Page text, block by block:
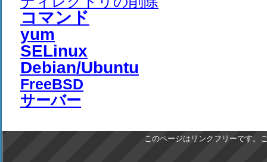
コマンド
yum
SELinux
Debian/Ubuntu
FreeBSD
サーバー
このページはリンクフリーです。